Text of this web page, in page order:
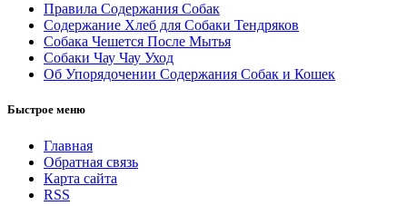
Правила Содержания Собак
Содержание Хлеб для Собаки Тендряков
Собака Чешется После Мытья
Собаки Чау Чау Уход
Об Упорядочении Содержания Собак и Кошек
Быстрое меню
Главная
Обратная связь
Карта сайта
RSS